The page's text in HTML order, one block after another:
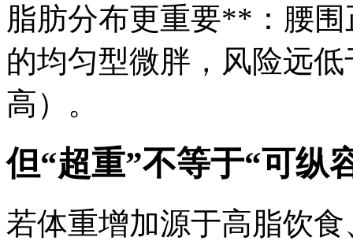
脂肪分布更重要**：腰围
的均匀型微胖，风险远
高）。
但“超重”不等于“可纵
若体重增加源于高脂饮